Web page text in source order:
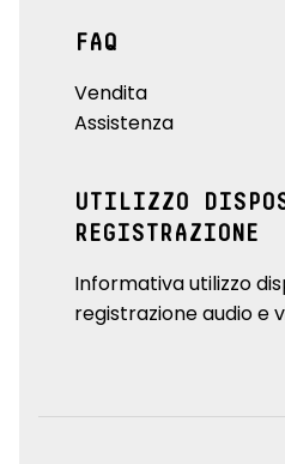
FAQ
Vendita
Assistenza
UTILIZZO
REGISTRAZIONE
Informativa utilizzo
registrazione audio e